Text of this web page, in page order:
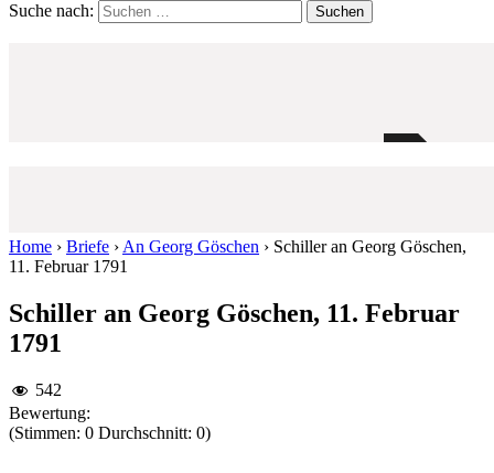
Suche nach:
Home › Briefe ›An Georg Göschen › Schiller an Georg Göschen,
11. Februar 1791
Schiller an Georg Göschen, 11. Februar
1791
542
Bewertung:
(Stimmen: 0 Durchschnitt: 0)